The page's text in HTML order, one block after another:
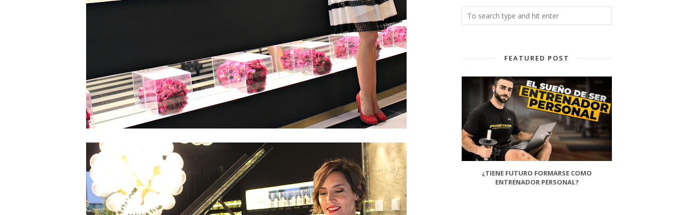
FEATURED POST
¿TIENE FUTURO FORMARSE COMO
ENTRENADOR PERSONAL?